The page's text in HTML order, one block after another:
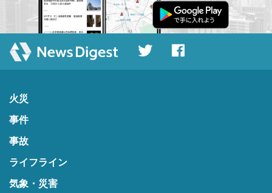
火災
事件
事故
ライフライン
気象・災害